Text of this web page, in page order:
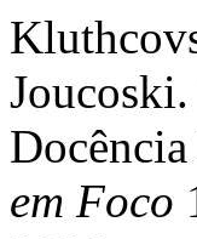
em Foco